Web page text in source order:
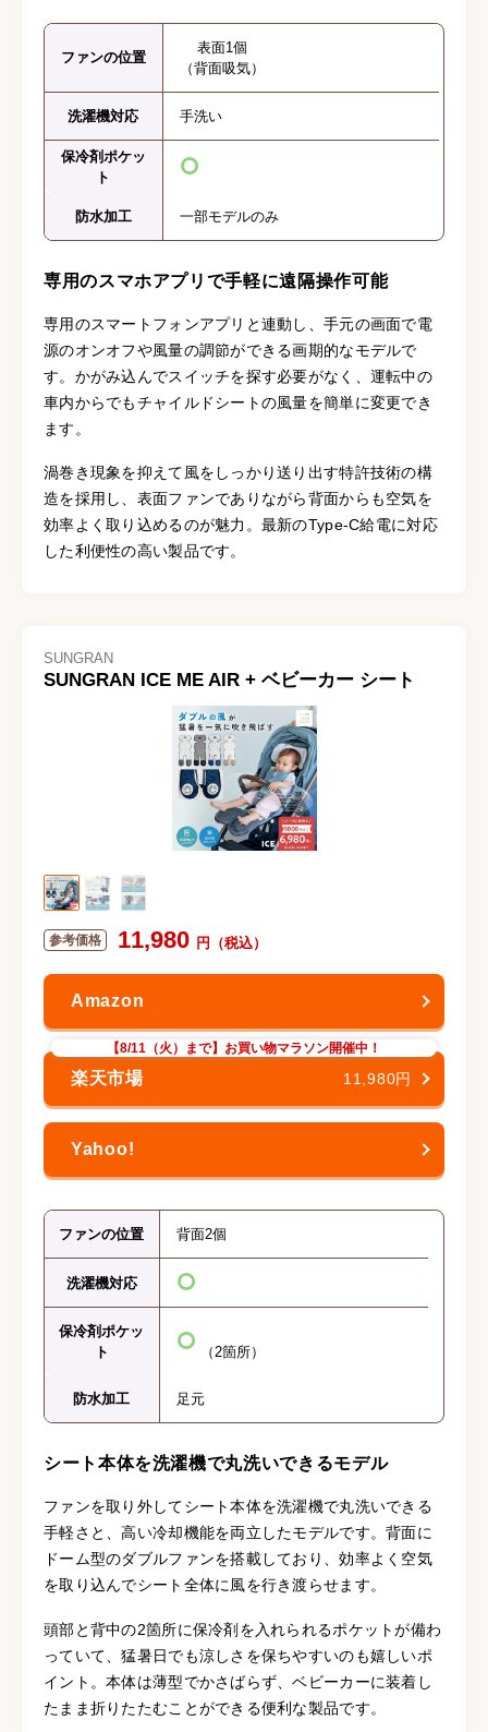
ファンの位置
表面1個
（背面吸気）
洗濯機対応 手洗い
保冷剤ポケッ
ト
防水加工 一部モデルのみ
専用のスマホアプリで手軽に遠隔操作可能
専用のスマートフォンアプリと連動し、手元の画面で電
源のオンオフや風量の調節ができる画期的なモデルで
す。かがみ込んでスイッチを探す必要がなく、運転中の
車内からでもチャイルドシートの風量を簡単に変更でき
ます。
渦巻き現象を抑えて風をしっかり送り出す特許技術の構
造を採用し、表面ファンでありながら背面からも空気を
効率よく取り込めるのが魅力。最新のType-C給電に対応
した利便性の高い製品です。
SUNGRAN
SUNGRAN ICE ME AIR + ベビーカー シート
11,980
【8/11（火）まで】お買い物マラソン開催中！
11,980円
ファンの位置 背面2個
洗濯機対応
保冷剤ポケッ
ト
（2箇所）
防水加工 足元
シート本体を洗濯機で丸洗いできるモデル
ファンを取り外してシート本体を洗濯機で丸洗いできる
手軽さと、高い冷却機能を両立したモデルです。背面に
ドーム型のダブルファンを搭載しており、効率よく空気
を取り込んでシート全体に風を行き渡らせます。
頭部と背中の2箇所に保冷剤を入れられるポケットが備わ
っていて、猛暑日でも涼しさを保ちやすいのも嬉しいポ
イント。本体は薄型でかさばらず、ベビーカーに装着し
たまま折りたたむことができる便利な製品です。